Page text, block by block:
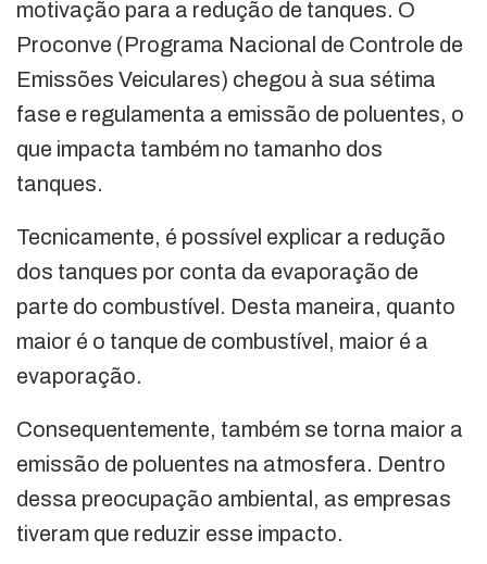
motivação para a redução de tanques. O
Proconve (Programa Nacional de Controle de
Emissões Veiculares) chegou à sua sétima
fase e regulamenta a emissão de poluentes, o
que impacta também no tamanho dos
tanques.
Tecnicamente, é possível explicar a redução
dos tanques por conta da evaporação de
parte do combustível. Desta maneira, quanto
maior é o tanque de combustível, maior é a
evaporação.
Consequentemente, também se torna maior a
emissão de poluentes na atmosfera. Dentro
dessa preocupação ambiental, as empresas
tiveram que reduzir esse impacto.